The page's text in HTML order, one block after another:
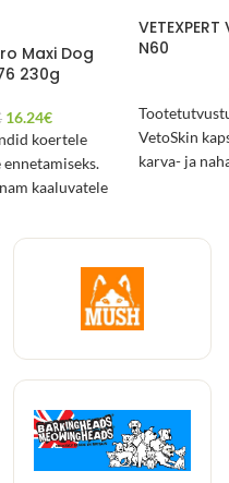
Maxi Dog
230g
16.24€
koertele
kaaluvatele
N60
VetoSkin
karva- ja
rasvhapete